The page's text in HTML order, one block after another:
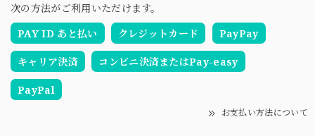
次の方法がご利用いただけます。
PAY ID あと払い
クレジットカード PayPay
キャリア決済 コンビニ決済またはPay-easy
PayPal
お支払い方法について